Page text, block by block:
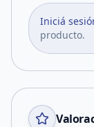
Iniciá
producto.